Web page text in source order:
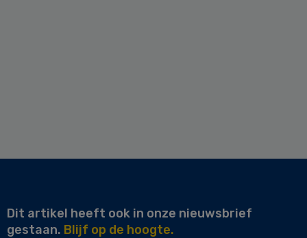
Dit artikel heeft ook in onze nieuwsbrief
gestaan. Blijf op de hoogte.